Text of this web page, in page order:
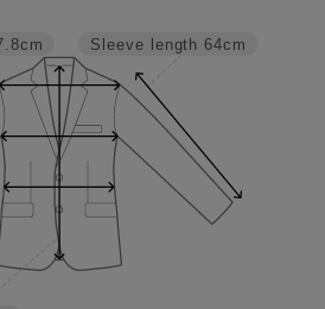
Sleeve length 64cm